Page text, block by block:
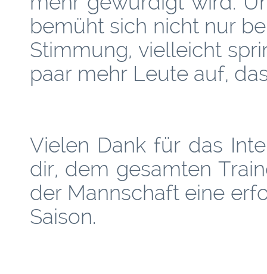
bemüht sich nicht nur
Stimmung, vielleicht
paar mehr Leute auf,
Vielen Dank für das
dir, dem gesamten
der Mannschaft eine
Saison.